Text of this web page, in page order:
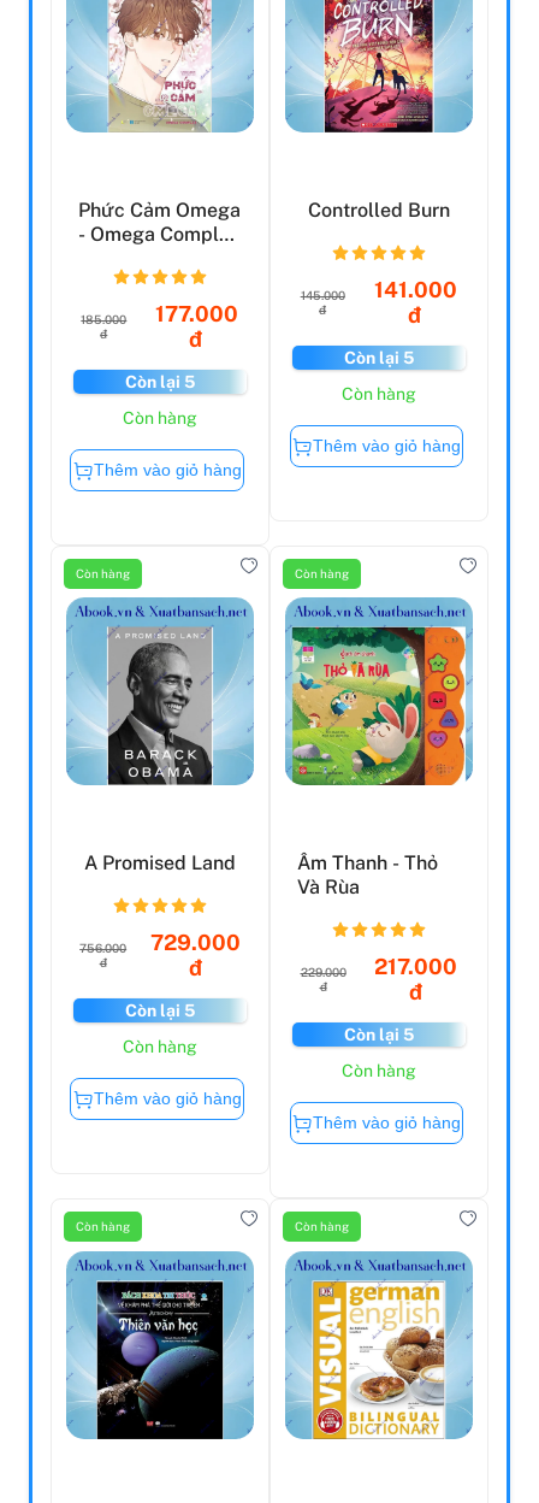
Phức Cảm Omega
- Omega Complex
185.000
đ
177.000
đ
Còn lại 5
Còn hàng
Thêm vào giỏ hàng
Controlled Burn
145.000
đ
141.000
đ
Còn lại 5
Còn hàng
Thêm vào giỏ hàng
Còn hàng
A Promised Land
756.000
đ
729.000
đ
Còn lại 5
Còn hàng
Thêm vào giỏ hàng
Còn hàng
Âm Thanh - Thỏ
Và Rùa
229.000
đ
217.000
đ
Còn lại 5
Còn hàng
Thêm vào giỏ hàng
Còn hàng Còn hàng